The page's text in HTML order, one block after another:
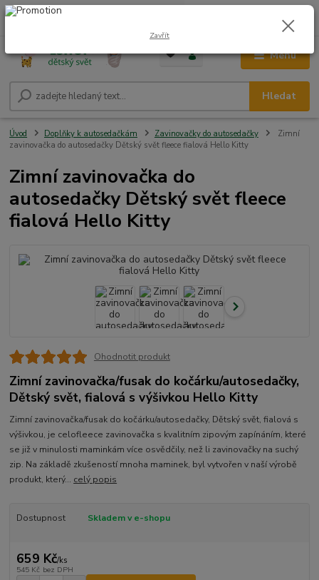
Menu
Hledat
+420 604 278 943 0,00 Kč
Úvod Doplňky k autosedačkám Zavinovačky do autosedačky
Zimní
zavinovačka do autosedačky Dětský svět fleece fialová Hello Kitty
Zimní zavinovačka do
autosedačky Dětský svět fleece
fialová Hello Kitty
Ohodnotit produkt
Zimní zavinovačka/fusak do kočárku/autosedačky,
Dětský svět, fialová s výšivkou Hello Kitty
Zimní zavinovačka/fusak do kočárku/autosedačky, Dětský svět, fialová s
výšivkou, je celofleece zavinovačka s kvalitním zipovým zapínáním, které
se již v minulosti maminkám více osvědčily, než li zavinovačky na suchý
zip. Na základě zkušeností mnoha maminek, byl vytvořen v naší výrobě
produkt, který... celý popis
Dostupnost Skladem v e-shopu
659 Kč/ks
545 Kč bez DPH
Zavřít